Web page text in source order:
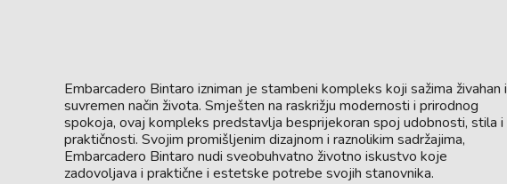
Embarcadero Bintaro izniman je stambeni kompleks koji sažima živahan i
suvremen način života. Smješten na raskrižju modernosti i prirodnog
spokoja, ovaj kompleks predstavlja besprijekoran spoj udobnosti, stila i
praktičnosti. Svojim promišljenim dizajnom i raznolikim sadržajima,
Embarcadero Bintaro nudi sveobuhvatno životno iskustvo koje
zadovoljava i praktične i estetske potrebe svojih stanovnika.